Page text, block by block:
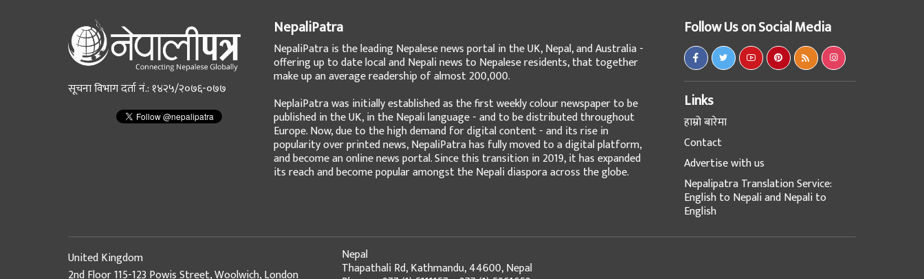
सूचना विभाग दर्ता नं.: १४२५/२०७६-०७७
NepaliPatra
NepaliPatra is the leading Nepalese news portal in the UK, Nepal, and Australia -
offering up to date local and Nepali news to Nepalese residents, that together
make up an average readership of almost 200,000.
NeplaiPatra was initially established as the first weekly colour newspaper to be
published in the UK, in the Nepali language - and to be distributed throughout
Europe. Now, due to the high demand for digital content - and its rise in
popularity over printed news, NepaliPatra has fully moved to a digital platform,
and become an online news portal. Since this transition in 2019, it has expanded
its reach and become popular amongst the Nepali diaspora across the globe.
Follow Us on Social Media
Links
हाम्रो बारेमा
Contact
Advertise with us
Nepalipatra Translation Service:
English to Nepali and Nepali to
English
United Kingdom
Nepal
Thapathali Rd, Kathmandu, 44600, Nepal